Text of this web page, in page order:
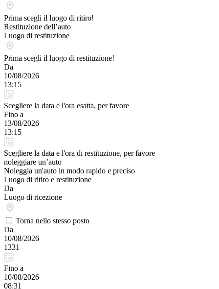
Prima scegli il luogo di ritiro!
Restituzione dell’auto
Luogo di restituzione
Prima scegli il luogo di restituzione!
Da
10/08/2026
13:15
Scegliere la data e l'ora esatta, per favore
Fino a
13/08/2026
13:15
Scegliere la data e l'ora di restituzione, per favore
noleggiare un’auto
Noleggia un'auto in modo rapido e preciso
Luogo di ritiro e restituzione
Da
Luogo di ricezione
Torna nello stesso posto
Da
10/08/2026
1331
Fino a
10/08/2026
08:31